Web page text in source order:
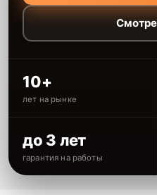
10+
лет на рынке
до 3 лет
гарантия на работы